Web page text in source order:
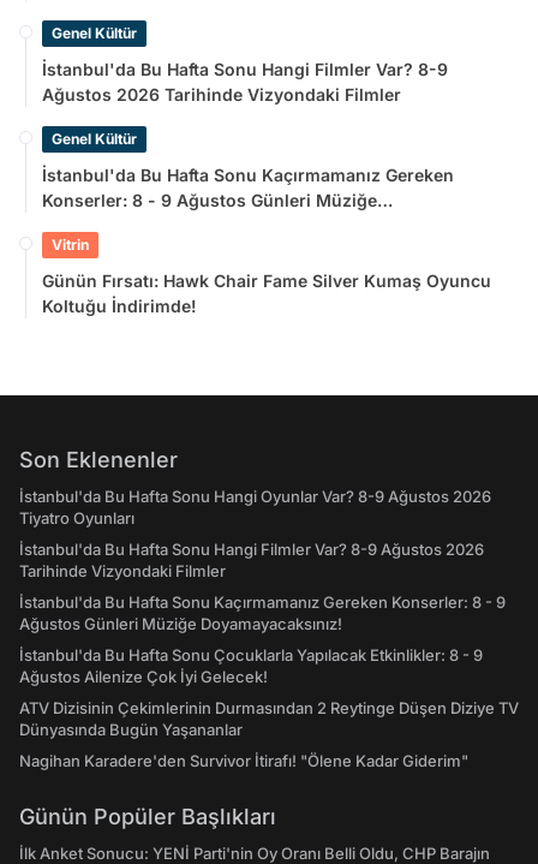
Genel Kültür
İstanbul'da Bu Hafta Sonu Hangi Filmler Var? 8-9
Ağustos 2026 Tarihinde Vizyondaki Filmler
Genel Kültür
İstanbul'da Bu Hafta Sonu Kaçırmamanız Gereken
Konserler: 8 - 9 Ağustos Günleri Müziğe
Vitrin
Günün Fırsatı: Hawk Chair Fame Silver Kumaş Oyuncu
Koltuğu İndirimde!
Son Eklenenler
İstanbul'da Bu Hafta Sonu Hangi Oyunlar Var? 8-9 Ağustos 2026
Tiyatro Oyunları
İstanbul'da Bu Hafta Sonu Hangi Filmler Var? 8-9 Ağustos 2026
Tarihinde Vizyondaki Filmler
İstanbul'da Bu Hafta Sonu Kaçırmamanız Gereken Konserler: 8 - 9
Ağustos Günleri Müziğe Doyamayacaksınız!
İstanbul'da Bu Hafta Sonu Çocuklarla Yapılacak Etkinlikler: 8 - 9
Ağustos Ailenize Çok İyi Gelecek!
ATV Dizisinin Çekimlerinin Durmasından 2 Reytinge Düşen Diziye TV
Dünyasında Bugün Yaşananlar
Nagihan Karadere'den Survivor İtirafı! "Ölene Kadar Giderim"
Günün Popüler Başlıkları
İlk Anket Sonucu: YENİ Parti'nin Oy Oranı Belli Oldu, CHP Barajın